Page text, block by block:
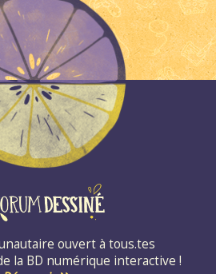
ouvert à tous.tes
la BD numérique interactive !